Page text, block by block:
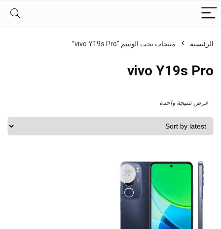
الرئيسية منتجات تحت الوسم “vivo Y19s Pro”
vivo Y19s Pro
عرض نتتيجة واحدة